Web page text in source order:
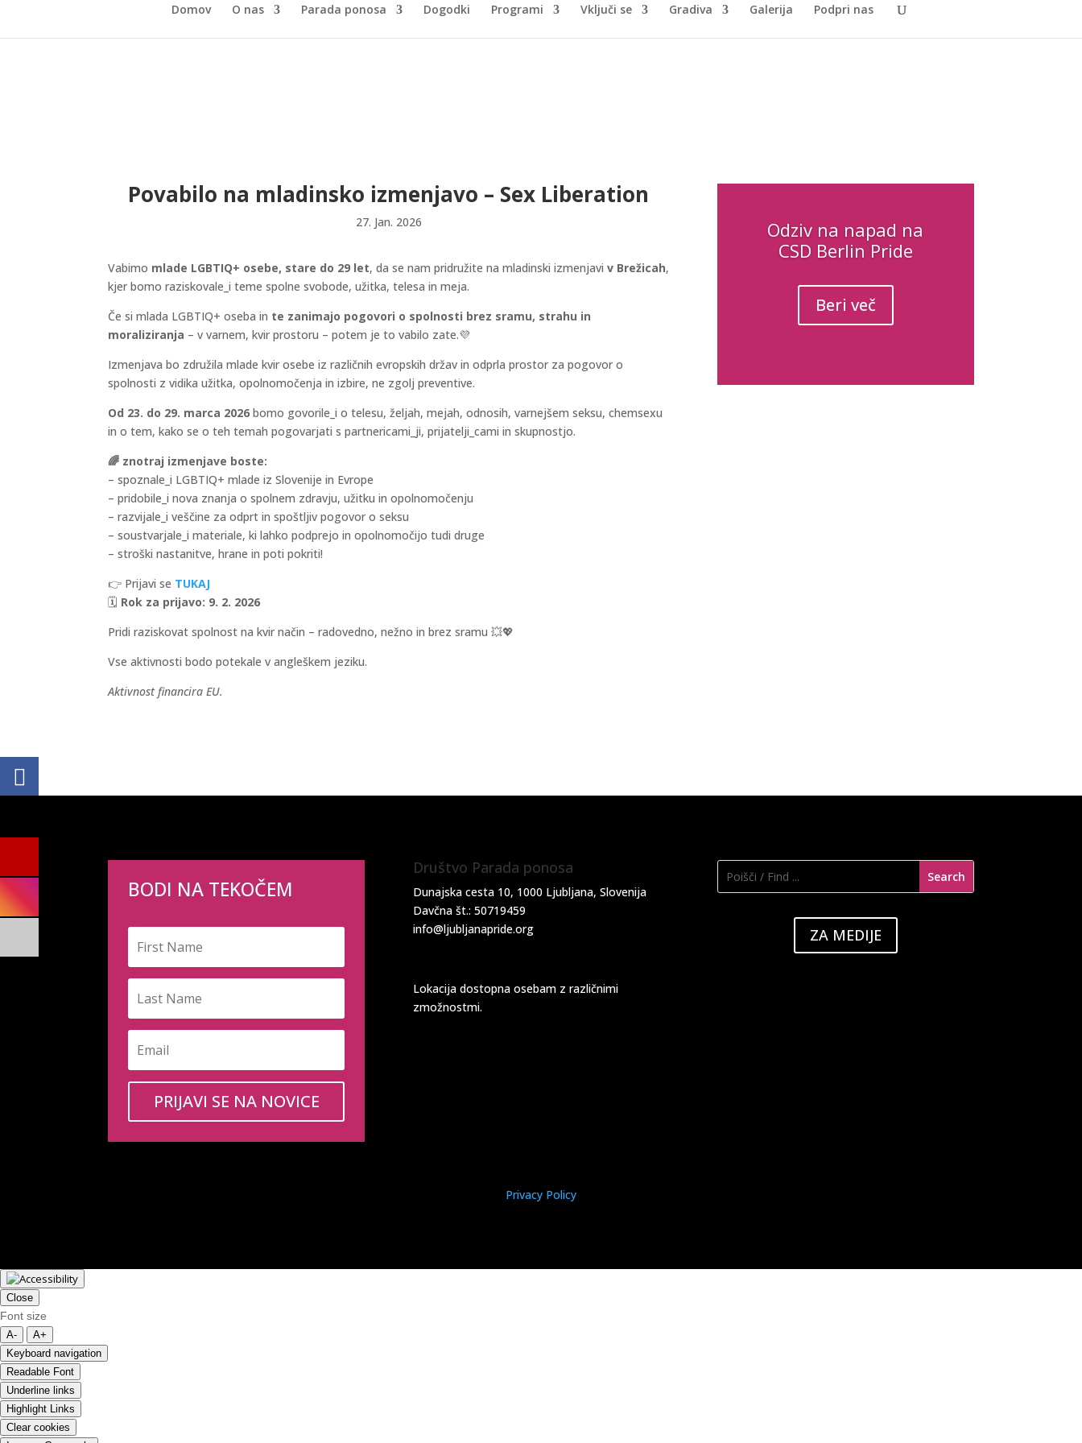
Domov O nas Parada ponosa Dogodki Programi Vključi se Gradiva Galerija Podpri nas
Povabilo na mladinsko izmenjavo – Sex Liberation
27. Jan. 2026
Vabimo mlade LGBTIQ+ osebe, stare do 29 let, da se nam pridružite na mladinski izmenjaviv Brežicah,
kjer bomo raziskovale_i teme spolne svobode, užitka, telesa in meja.
Če si mlada LGBTIQ+ oseba in te zanimajo pogovori o spolnosti brez sramu, strahu in
moraliziranja – v varnem, kvir prostoru – potem je to vabilo zate.💜
Izmenjava bo združila mlade kvir osebe iz različnih evropskih držav in odprla prostor za pogovor o
spolnosti z vidika užitka, opolnomočenja in izbire, ne zgolj preventive.
Od 23. do 29. marca 2026bomo govorile_i o telesu, željah, mejah, odnosih, varnejšem seksu, chemsexu
in o tem, kako se o teh temah pogovarjati s partnericami_ji, prijatelji_cami in skupnostjo.
🌈 znotraj izmenjave boste:
– spoznale_i LGBTIQ+ mlade iz Slovenije in Evrope
– pridobile_i nova znanja o spolnem zdravju, užitku in opolnomočenju
– razvijale_i veščine za odprt in spoštljiv pogovor o seksu
– soustvarjale_i materiale, ki lahko podprejo in opolnomočijo tudi druge
– stroški nastanitve, hrane in poti pokriti!
👉 Prijavi se TUKAJ
🗓️ Rok za prijavo: 9. 2. 2026
Pridi raziskovat spolnost na kvir način – radovedno, nežno in brez sramu 💥💖
Vse aktivnosti bodo potekale v angleškem jeziku.
Aktivnost financira EU.
Odziv na napad na
CSD Berlin Pride
Beri več
BODI NA TEKOČEM
PRIJAVI SE NA NOVICE
Društvo Parada ponosa
Dunajska cesta 10, 1000 Ljubljana, Slovenija
Davčna št.: 50719459
info@ljubljanapride.org
Lokacija dostopna osebam z različnimi
zmožnostmi.
ZA MEDIJE
Privacy Policy
Close
Font size
A-
A+
Keyboard navigation
Readable Font
Underline links
Highlight Links
Clear cookies